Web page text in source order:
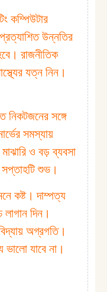
কম্পিউটার
উন্নতির
রাজনীতিক
যত্ন নিন।
নিকটজনের সঙ্গে
সমস্যায়
ও বড় ব্যবসা
সপ্তাহটি শুভ।
কষ্ট। দাম্পত্য
লাগান দিন।
অগ্রগতি।
ভালো যাবে না।